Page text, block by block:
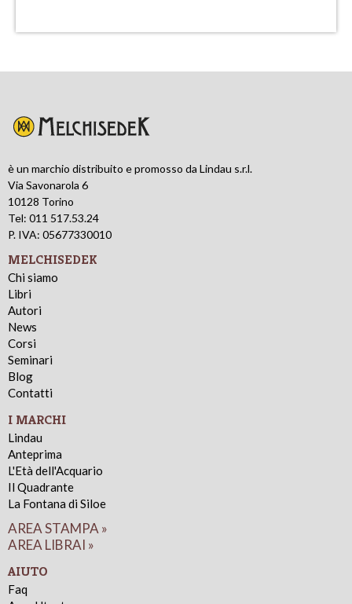
è un marchio distribuito e promosso da Lindau s.r.l.
Via Savonarola 6
10128 Torino
Tel: 011 517.53.24
P. IVA: 05677330010
MELCHISEDEK
Chi siamo
Libri
Autori
News
Corsi
Seminari
Blog
Contatti
I MARCHI
Lindau
Anteprima
L'Età dell'Acquario
Il Quadrante
La Fontana di Siloe
AREA STAMPA »
AREA LIBRAI »
AIUTO
Faq